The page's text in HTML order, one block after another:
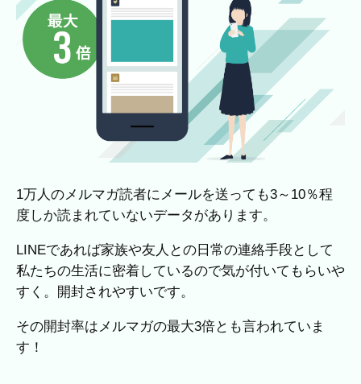
1万人のメルマガ読者にメールを送っても3～10％程
度しか読まれていないデータがあります。
LINEであれば家族や友人との日常の連絡手段として
私たちの生活に密着しているので気が付いてもらいや
すく。開封されやすいです。
その開封率はメルマガの最大3倍とも言われていま
す！